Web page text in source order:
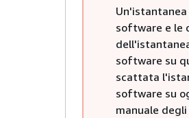
software e le
software su
scattata
software su
manuale